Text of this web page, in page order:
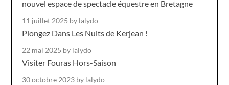
nouvel espace de spectacle équestre en Bretagne
11 juillet 2025 by lalydo
Plongez Dans Les Nuits de Kerjean !
22 mai 2025 by lalydo
Visiter Fouras Hors-Saison
30 octobre 2023 by lalydo